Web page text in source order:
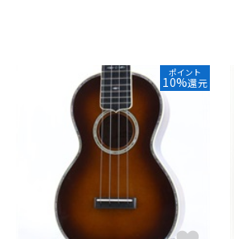
ポイント
10%還元